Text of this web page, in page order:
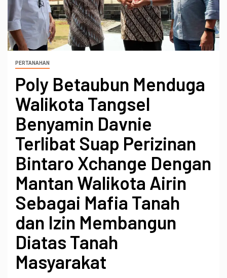
PERTANAHAN
Poly Betaubun Menduga
Walikota Tangsel
Benyamin Davnie
Terlibat Suap Perizinan
Bintaro Xchange Dengan
Mantan Walikota Airin
Sebagai Mafia Tanah
dan Izin Membangun
Diatas Tanah
Masyarakat